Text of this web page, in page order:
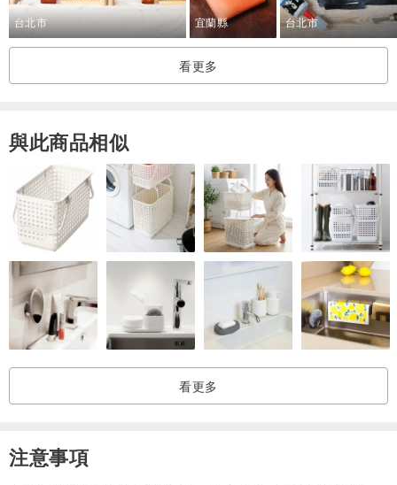
·皮革顏色可挑選，也可以兩色混搭，可以現場自由搭配。
·客製化打印英文字、圖案。
·一人即可以預約皮件課程。
·專業老師全程個別教學，初學者也可以進行的手作課程。
·舒適環境，交通便利，靠近捷運站。
★☆★早鳥預約優惠★☆★
東千里革製間教學以來，始終堅持皮革課程內容及皮件課程品質，採
由小班個別皮革教學。為了舒服的課程環境，我們將給予給提早預約
的朋友們，不同程度的早鳥優惠喔!
/一般報名/ 一週前預約並完成付款，課程原價計。
/超級早鳥/ 一個月前預約並完成付款，享課程9折。
1.早鳥優惠限直接與東千里革製間聯絡報名，確認完成發放當日優惠
台北市 宜蘭縣 台北市
看更多
與此商品相似
看更多
注意事項